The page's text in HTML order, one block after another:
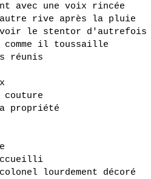
avec une voix rincée
rive après la pluie
le stentor d'autrefois
il toussaille
réunis
propriété
colonel lourdement décoré